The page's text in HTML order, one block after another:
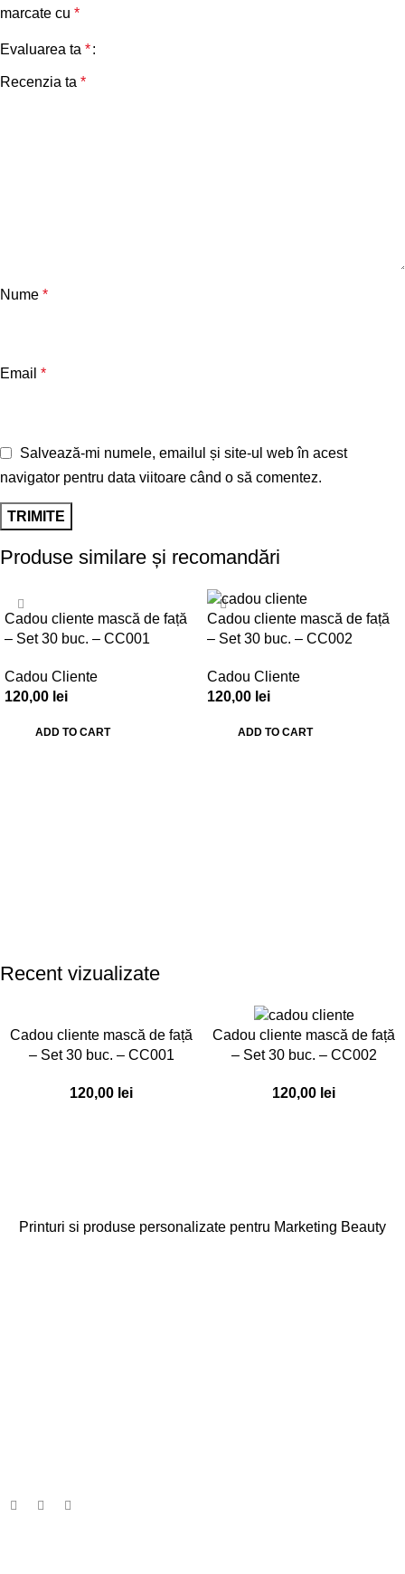
marcate cu *
Evaluarea ta *
Recenzia ta *
Nume *
Email *
Salvează-mi numele, emailul și site-ul web în acest
navigator pentru data viitoare când o să comentez.
Produse similare și recomandări
Cadou cliente mască de față
– Set 30 buc. – CC001
Cadou Cliente
120,00 lei
ADD TO CART
Cadou cliente mască de față
– Set 30 buc. – CC002
Cadou Cliente
120,00 lei
ADD TO CART
Recent vizualizate
Cadou cliente mască de față
– Set 30 buc. – CC001
120,00 lei
Cadou cliente mască de față
– Set 30 buc. – CC002
120,00 lei
Printuri si produse personalizate pentru Marketing Beauty